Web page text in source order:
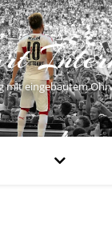
mit eingebautem